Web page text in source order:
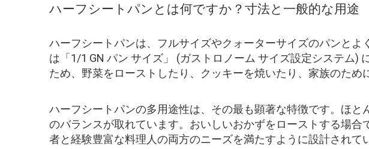
ハーフシートパンとは何ですか？寸法と一般的な用途
ハーフシートパンは、フルサイズやクォーターサイズのパンと
は「1/1 GN パン サイズ」 (ガストロノーム サイズ設定システム)
ため、野菜をローストしたり、クッキーを焼いたり、家族のため
ハーフシートパンの多用途性は、その最も顕著な特徴です。ほ
のバランスが取れています。おいしいおかずをローストする場
者と経験豊富な料理人の両方のニーズを満たすように設計されて